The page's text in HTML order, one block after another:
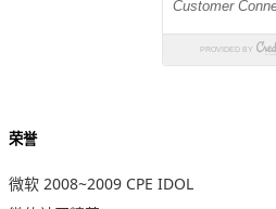
荣誉
微软 2008~2009 CPE IDOL